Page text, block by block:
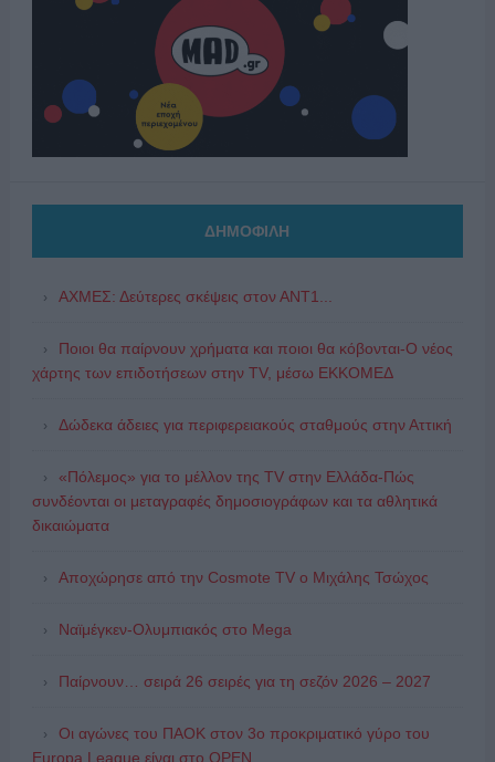
ΔΗΜΟΦΙΛΗ
ΑΧΜΕΣ: Δεύτερες σκέψεις στον ΑΝΤ1...
Ποιοι θα παίρνουν χρήματα και ποιοι θα κόβονται-Ο νέος
χάρτης των επιδοτήσεων στην TV, μέσω ΕΚΚΟΜΕΔ
Δώδεκα άδειες για περιφερειακούς σταθμούς στην Αττική
«Πόλεμος» για το μέλλον της TV στην Ελλάδα-Πώς
συνδέονται οι μεταγραφές δημοσιογράφων και τα αθλητικά
δικαιώματα
Αποχώρησε από την Cosmote TV o Μιχάλης Τσώχος
Ναϊμέγκεν-Ολυμπιακός στο Mega
Παίρνουν… σειρά 26 σειρές για τη σεζόν 2026 – 2027
Οι αγώνες του ΠΑΟΚ στον 3ο προκριματικό γύρο του
Europa League είναι στο OPEN